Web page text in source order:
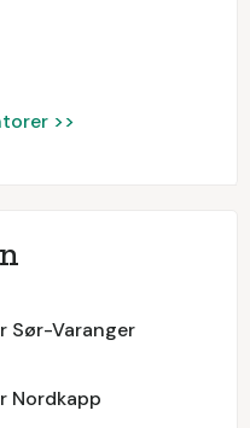
>>
Sør-Varanger
Nordkapp